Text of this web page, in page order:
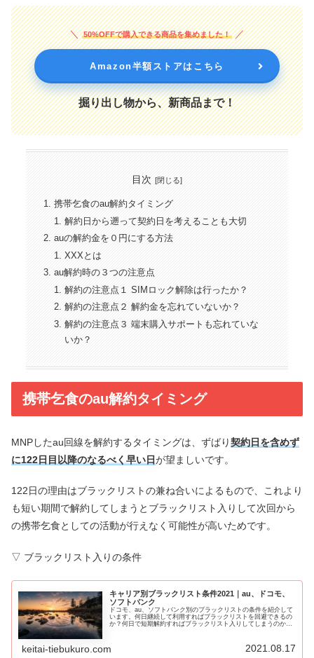
50%OFFで購入できる商品を集めました！
Amazon半額ストアはこちら
掘り出し物から、新商品まで！
目次
携帯乞食のau解約タイミング
解約日から遡って契約日を考えることも大切
auの解約金を０円にする方法
XXXとは
au解約時の３つの注意点
解約の注意点１ SIMロック解除は行ったか？
解約の注意点２ 解約金を忘れていないか？
解約の注意点３ 端末購入サポートも忘れていな
いか？
携帯乞食のau解約タイミング
MNPしたau回線を解約するタイミングは、ずばり契約日を含めず
に122日目以降のなるべく早い日が望ましいです。
122日の理由はブラックリストの兼ね合いによるもので、これより
も短い期間で解約してしまうとブラックリスト入りして次回から
の携帯乞食としての活動が行えなく可能性が高いためです。
▽ ブラックリスト入りの条件
キャリア別ブラックリスト条件2021｜au、ドコモ、
ソフトバンク
ドコモ、au、ソフトバンク別のブラックリストの条件を紹介して
います。何日継続して利用すればブラックリストを回避できるの
か？何日で短期解約すればブラックリスト入りしてしまうのか？
keitai-tiebukuro.com 2021.08.17